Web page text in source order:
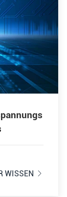
WISSEN
